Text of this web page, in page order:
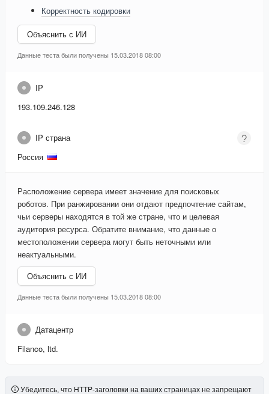
Корректность кодировки
Объяснить с ИИ
Данные теста были получены 15.03.2018 08:00
IP
193.109.246.128
IP страна
Россия
Расположение сервера имеет значение для поисковых
роботов. При ранжировании они отдают предпочтение сайтам,
чьи серверы находятся в той же стране, что и целевая
аудитория ресурса. Обратите внимание, что данные о
местоположении сервера могут быть неточными или
неактуальными.
Объяснить с ИИ
Данные теста были получены 15.03.2018 08:00
Датацентр
Filanco, ltd.
Убедитесь, что HTTP-заголовки на ваших страницах не запрещают